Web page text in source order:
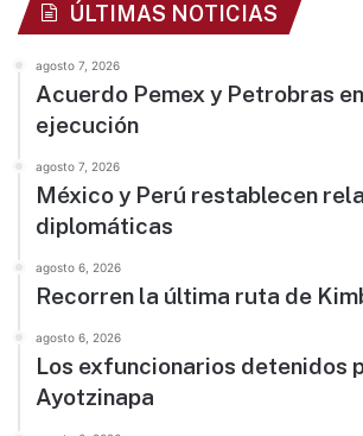
ÚLTIMAS NOTICIAS
agosto 7, 2026
Acuerdo Pemex y Petrobras
ejecución
agosto 7, 2026
México y Perú restablecen
diplomáticas
agosto 6, 2026
Recorren la última ruta de
agosto 6, 2026
Los exfuncionarios detenidos
Ayotzinapa